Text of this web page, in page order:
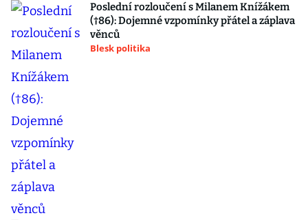
Poslední rozloučení s Milanem Knížákem
(†86): Dojemné vzpomínky přátel a záplava
věnců
Blesk politika